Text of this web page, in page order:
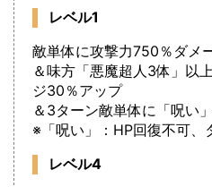
レベル1
敵単体に攻撃力750％ダメ
＆味方「悪魔超人3体」以
ジ30％アップ
＆3ターン敵単体に「呪い
※「呪い」：HP回復不可、
レベル4